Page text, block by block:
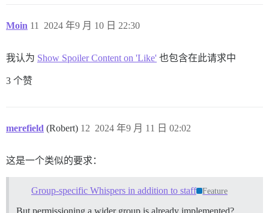
Moin 2024 年9 月 10 日 22:30
11
我认为 Show Spoiler Content on 'Like' 也包含在此请求中
3 个赞
merefield (Robert) 2024 年9 月 11 日 02:02
12
这是一个类似的要求：
Group-specific Whispers in addition to staff Feature